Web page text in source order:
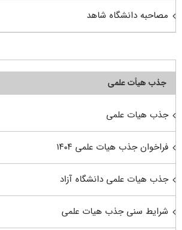
مصاحبه دانشگاه شاهد
جذب هیأت علمی
جذب هیات علمی
فراخوان جذب هیات علمی ۱۴۰۴
جذب هیات علمی دانشگاه آزاد
شرایط سنی جذب هیات علمی